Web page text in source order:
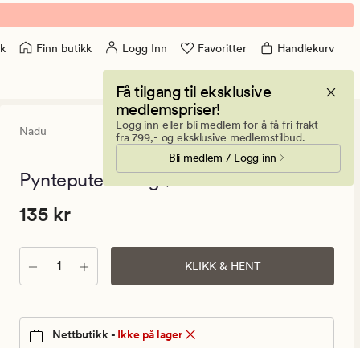
Finn butikk Logg Inn Favoritter Handlekurv
Få tilgang til eksklusive
medlemspriser!
Logg inn eller bli medlem for å få fri frakt
fra 799,- og eksklusive medlemstilbud.
Bli medlem / Logg inn
Nadu
0
en
0
Pynteputetrekk grønn - 30x50 cm
Pris
kr.
Vanlig
pris
kr
Pris 135 kr
135 kr
Antall KLIKK & HENT
Nettbutikk - Ikke på lager